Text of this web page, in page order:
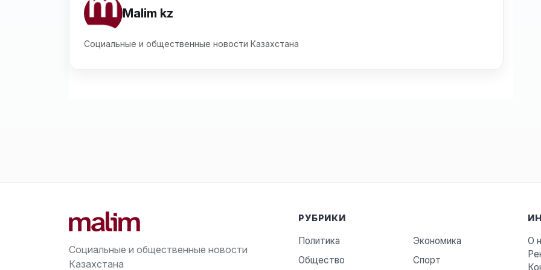
Malim kz
Социальные и общественные новости Казахстана
Социальные и общественные новости
Казахстана
РУБРИКИ
Политика
Экономика
Общество
Спорт
О